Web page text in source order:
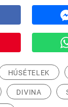
HÚSÉTELEK
DIVINA